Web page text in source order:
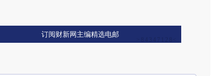
订阅财新网主编精选电邮